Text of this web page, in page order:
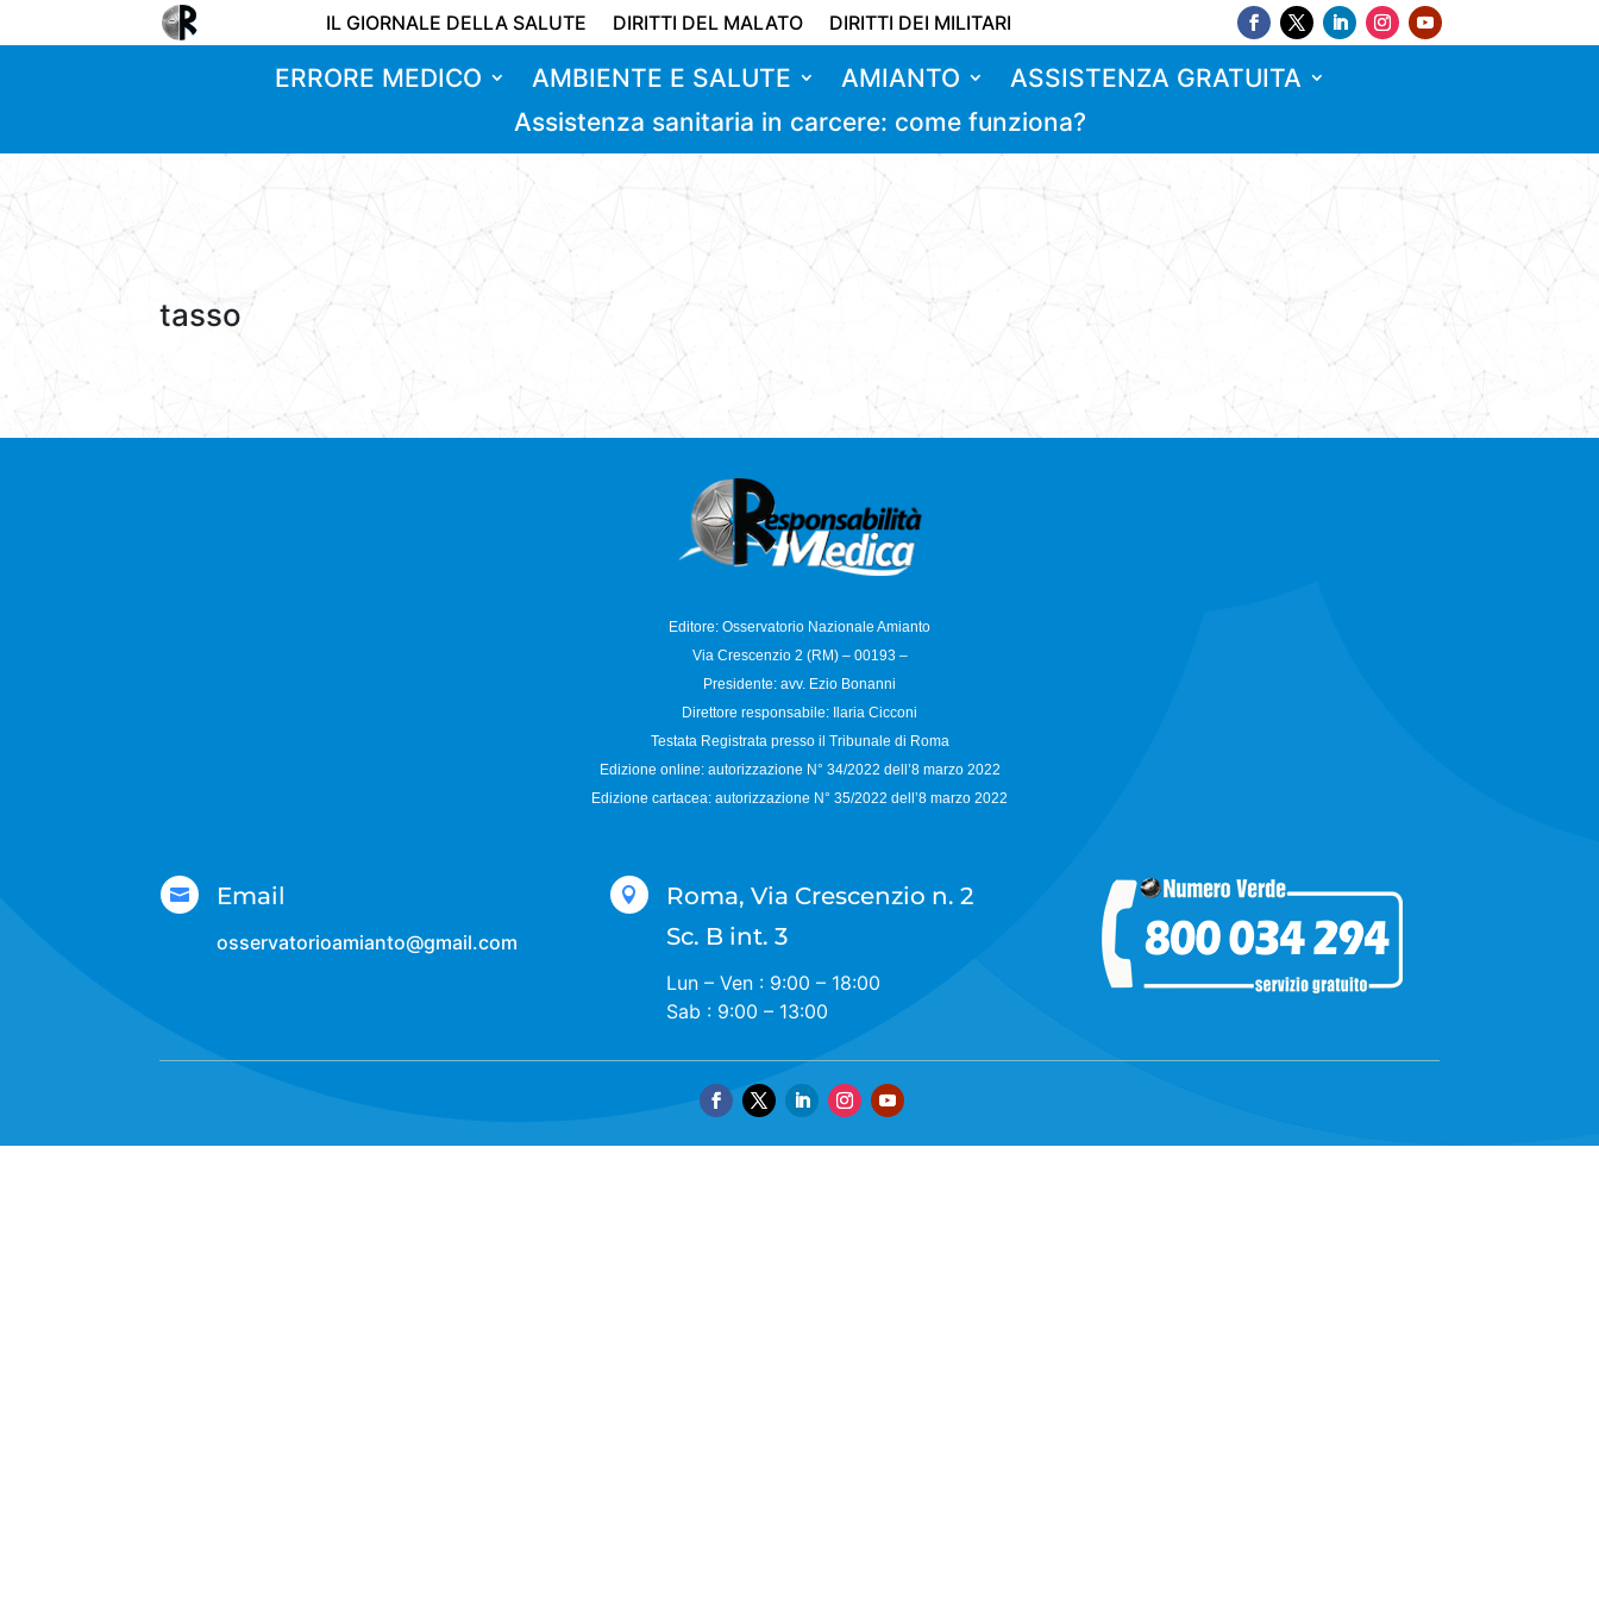
IL GIORNALE DELLA SALUTE DIRITTI DEL MALATO DIRITTI DEI MILITARI
ERRORE MEDICO AMBIENTE E SALUTE AMIANTO
ASSISTENZA GRATUITA
Assistenza sanitaria in carcere: come funziona?
tasso
Editore: Osservatorio Nazionale Amianto
Via Crescenzio 2 (RM) – 00193 –
Presidente: avv. Ezio Bonanni
Direttore responsabile: Ilaria Cicconi
Testata Registrata presso il Tribunale di Roma
Edizione online: autorizzazione N° 34/2022 dell’8 marzo 2022
Edizione cartacea: autorizzazione N° 35/2022 dell’8 marzo 2022
 Email
osservatorioamianto@gmail.com

Roma, Via Crescenzio n. 2
Sc. B int. 3
Lun – Ven : 9:00 – 18:00
Sab : 9:00 – 13:00